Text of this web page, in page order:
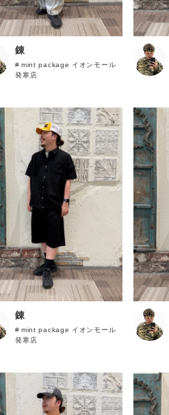
錬
mint package イオンモール
発寒店
錬
mint package イオンモール
発寒店